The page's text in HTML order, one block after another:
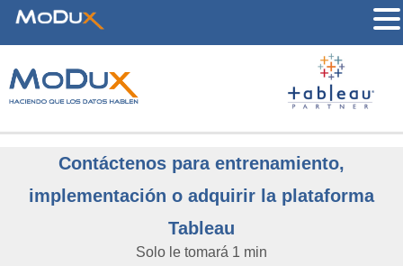
Contáctenos para entrenamiento,
implementación o adquirir la plataforma
Tableau
Solo le tomará 1 min